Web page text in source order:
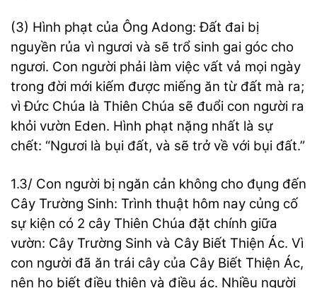
(3) Hình phạt của Ông Adong: Đất đai bị
nguyền rủa vì ngươi và sẽ trổ sinh gai góc cho
ngươi. Con người phải làm việc vất vả mọi ngày
trong đời mới kiếm được miếng ăn từ đất mà ra;
vì Đức Chúa là Thiên Chúa sẽ đuổi con người ra
khỏi vườn Eden. Hình phạt nặng nhất là sự
chết: “Ngươi là bụi đất, và sẽ trở về với bụi đất.”
1.3/ Con người bị ngăn cản không cho đụng đến
Cây Trường Sinh: Trình thuật hôm nay củng cố
sự kiện có 2 cây Thiên Chúa đặt chính giữa
vườn: Cây Trường Sinh và Cây Biết Thiện Ác. Vì
con người đã ăn trái cây của Cây Biết Thiện Ác,
nên họ biết điều thiện và điều ác. Nhiều người